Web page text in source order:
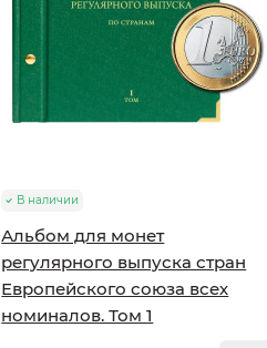
В наличии
Альбом для монет
регулярного выпуска стран
Европейского союза всех
номиналов. Том 1